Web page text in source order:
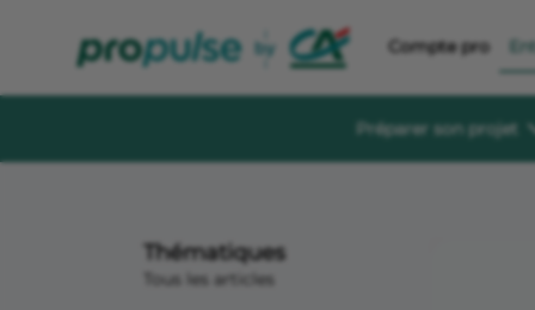
Compte pro
Préparer son projet
Thématiques
Tous les articles